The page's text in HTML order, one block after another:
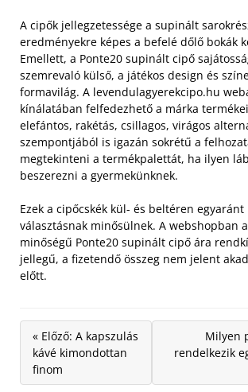
A cipők jellegzetessége a supinált
eredményekre képes a befelé dőlő bokák
Emellett, a Ponte20 supinált cipő
szemrevaló külső, a játékos design és
formavilág. A levendulagyerekcipo.hu
kínálatában felfedezhető a márka
elefántos, rakétás, csillagos, virágos
szempontjából is igazán sokrétű a
megtekinteni a termékpalettát, ha ilyen
beszerezni a gyermekünknek.
Ezek a cipőcskék kül- és beltéren
választásnak minősülnek. A webshopban
minőségű Ponte20 supinált cipő ára
jellegű, a fizetendő összeg nem jelent
előtt.
« Előző: A kapszulás
kávé kimondottan
finom
Milyen
rendelkezik